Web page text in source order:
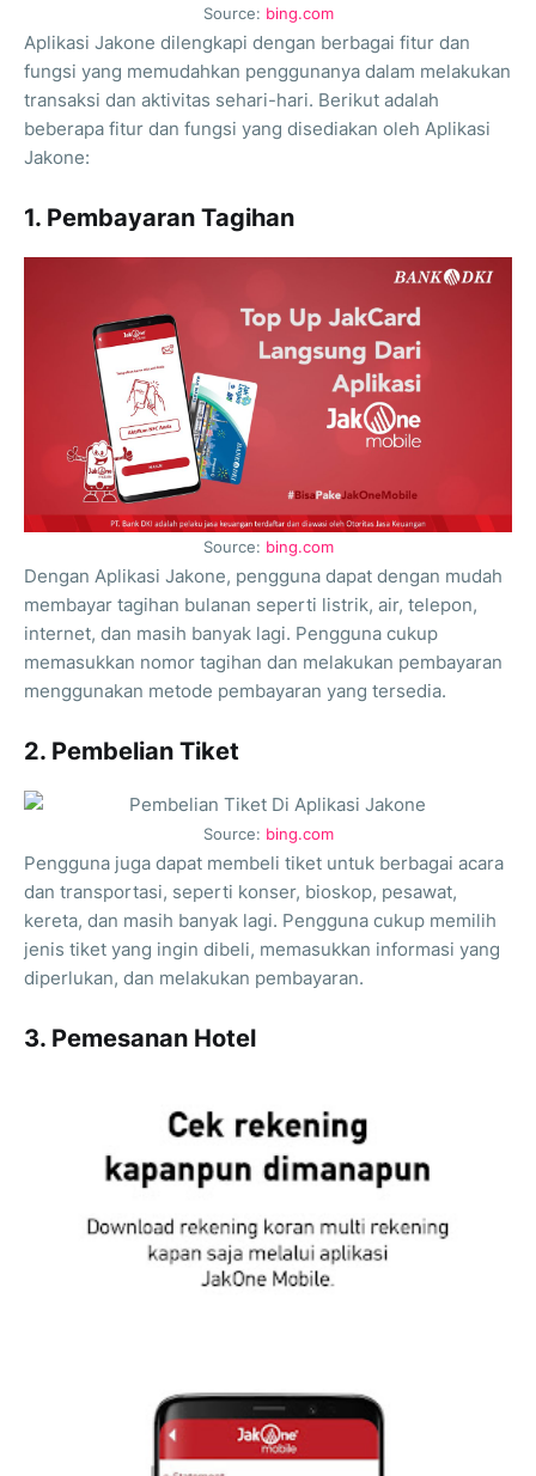
Source: bing.com
Aplikasi Jakone dilengkapi dengan berbagai fitur dan
fungsi yang memudahkan penggunanya dalam melakukan
transaksi dan aktivitas sehari-hari. Berikut adalah
beberapa fitur dan fungsi yang disediakan oleh Aplikasi
Jakone:
1. Pembayaran Tagihan
Source: bing.com
Dengan Aplikasi Jakone, pengguna dapat dengan mudah
membayar tagihan bulanan seperti listrik, air, telepon,
internet, dan masih banyak lagi. Pengguna cukup
memasukkan nomor tagihan dan melakukan pembayaran
menggunakan metode pembayaran yang tersedia.
2. Pembelian Tiket
Source: bing.com
Pengguna juga dapat membeli tiket untuk berbagai acara
dan transportasi, seperti konser, bioskop, pesawat,
kereta, dan masih banyak lagi. Pengguna cukup memilih
jenis tiket yang ingin dibeli, memasukkan informasi yang
diperlukan, dan melakukan pembayaran.
3. Pemesanan Hotel